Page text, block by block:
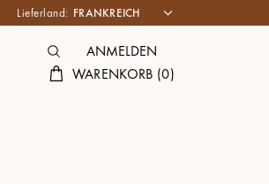
Lieferland:
ANMELDEN
WARENKORB (0)